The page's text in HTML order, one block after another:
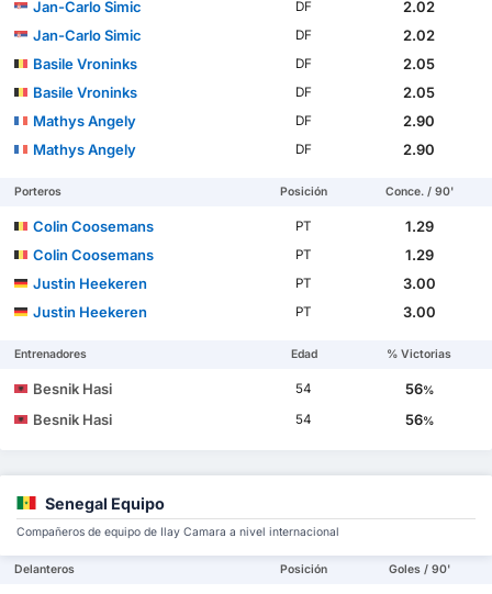
Jan-Carlo Simic DF
2.02
Jan-Carlo Simic
DF
2.02
Basile Vroninks
DF
2.05
Basile Vroninks
DF
2.05
Mathys Angely
DF
2.90
Mathys Angely
DF 2.90
Porteros Posición Conce. / 90'
Colin Coosemans PT
1.29
Colin Coosemans
PT
1.29
Justin Heekeren
PT
3.00
Justin Heekeren
PT 3.00
Entrenadores Edad % Victorias
Besnik Hasi 54 56%
Besnik Hasi 54 56%
Senegal Equipo
Compañeros de equipo de Ilay Camara a nivel internacional
Delanteros Posición Goles / 90'